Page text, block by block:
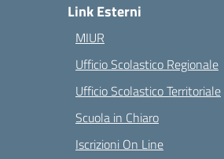
Link Esterni
MIUR
Ufficio Scolastico Regionale
Ufficio Scolastico Territoriale
Scuola in Chiaro
Iscrizioni On Line